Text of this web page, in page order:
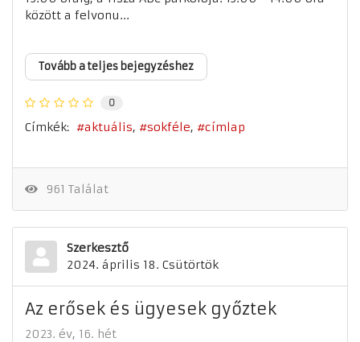
között a felvonu...
Tovább a teljes bejegyzéshez
0
Címkék: aktuális sokféle címlap
961 Találat
Szerkesztő
2024. április 18. Csütörtök
Az erősek és ügyesek győztek
2023. év 16. hét